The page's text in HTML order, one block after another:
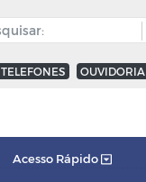
TELEFONES OUVIDORIA
Acesso Rápido